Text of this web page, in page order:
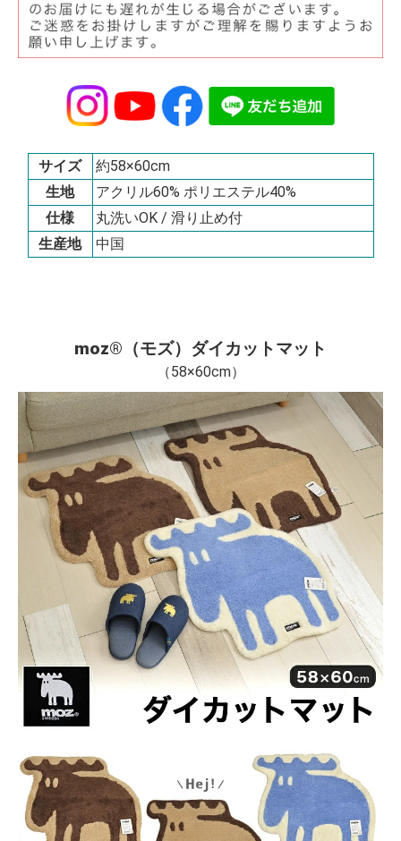
サイズ
約58×60cm
生地
アクリル60% ポリエステル40%
仕様
丸洗いOK / 滑り止め付
生産地
中国
moz®（モズ）ダイカットマット
（58×60cm）